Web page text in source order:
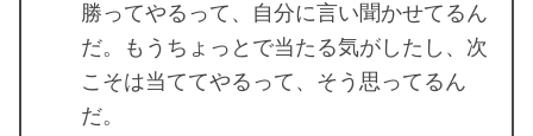
勝ってやるって、自分に言い聞かせてるん
だ。もうちょっとで当たる気がしたし、次
こそは当ててやるって、そう思ってるん
だ。